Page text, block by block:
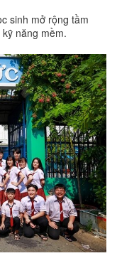
sinh mở rộng tầm
năng mềm.